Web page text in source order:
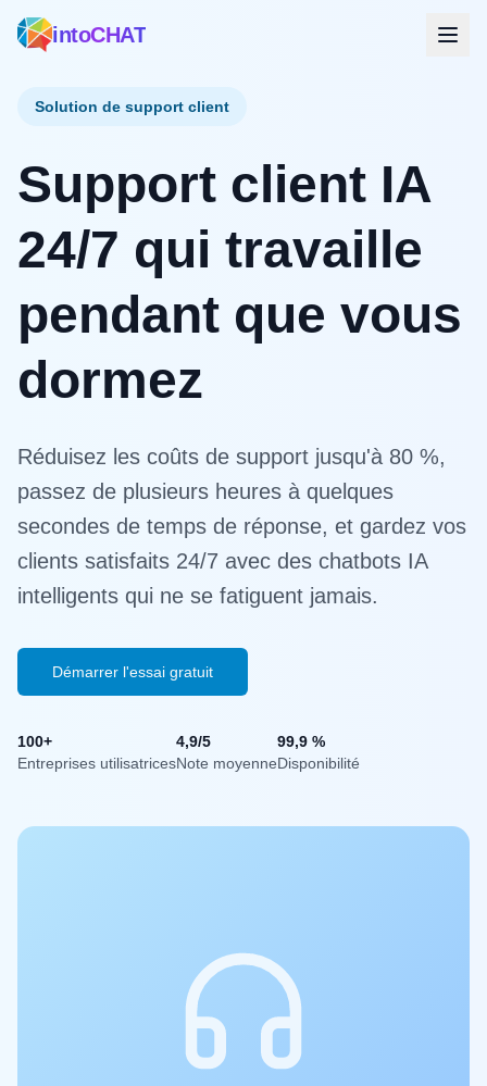
intoCHAT
Solution de support client
Support client IA
24/7 qui travaille
pendant que vous
dormez
Réduisez les coûts de support jusqu'à 80 %,
passez de plusieurs heures à quelques
secondes de temps de réponse, et gardez vos
clients satisfaits 24/7 avec des chatbots IA
intelligents qui ne se fatiguent jamais.
Démarrer l'essai gratuit
100+
Entreprises utilisatrices
4,9/5
Note moyenne
99,9 %
Disponibilité